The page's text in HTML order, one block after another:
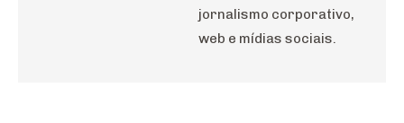
jornalismo corporativo,
web e mídias sociais.